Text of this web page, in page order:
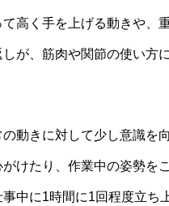
高く手を上げる動きや
が、筋肉や関節の使い方
動きに対して少し意識を
けたり、作業中の姿勢を
中に1時間に1回程度立